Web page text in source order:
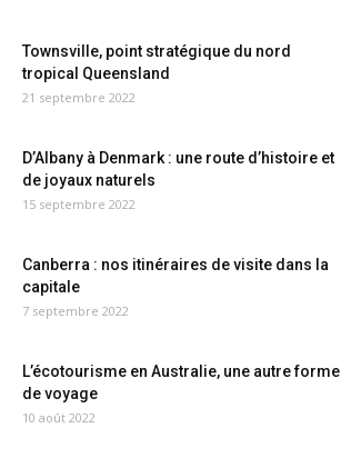
Townsville, point stratégique du nord
tropical Queensland
21 septembre 2022
D’Albany à Denmark : une route d’histoire et
de joyaux naturels
15 septembre 2022
Canberra : nos itinéraires de visite dans la
capitale
7 septembre 2022
L’écotourisme en Australie, une autre forme
de voyage
10 août 2022